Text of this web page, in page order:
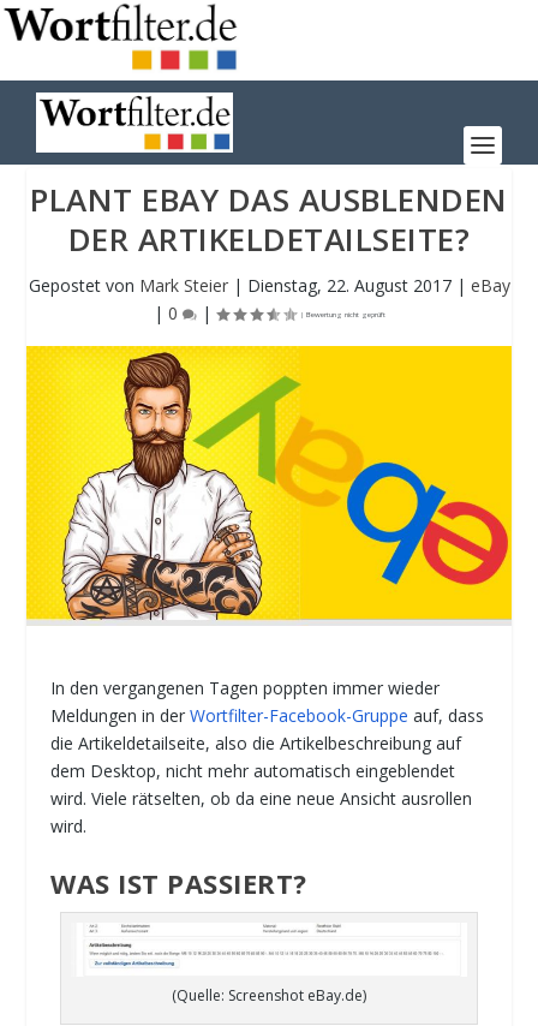
PLANT EBAY DAS AUSBLENDEN
DER ARTIKELDETAILSEITE?
Gepostet von Mark Steier| Dienstag, 22. August 2017| eBay
| 0 |
In den vergangenen Tagen poppten immer wieder
Meldungen in derWortfilter-Facebook-Gruppe auf, dass
die Artikeldetailseite, also die Artikelbeschreibung auf
dem Desktop, nicht mehr automatisch eingeblendet
wird. Viele rätselten, ob da eine neue Ansicht ausrollen
wird.
WAS IST PASSIERT?
(Quelle: Screenshot eBay.de)